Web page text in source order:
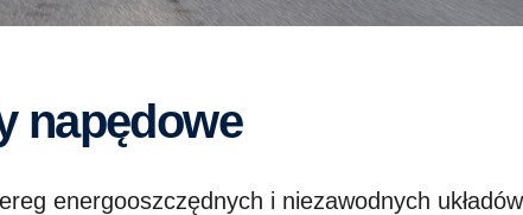
napędowe
energooszczędnych i niezawodnych